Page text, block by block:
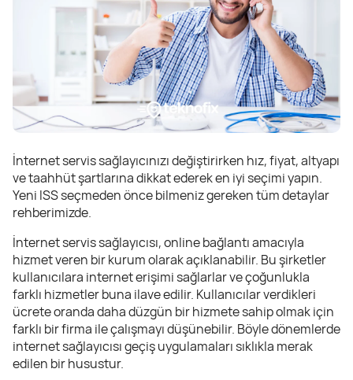
İnternet servis sağlayıcınızı değiştirirken hız, fiyat, altyapı
ve taahhüt şartlarına dikkat ederek en iyi seçimi yapın.
Yeni ISS seçmeden önce bilmeniz gereken tüm detaylar
rehberimizde.
İnternet servis sağlayıcısı, online bağlantı amacıyla
hizmet veren bir kurum olarak açıklanabilir. Bu şirketler
kullanıcılara internet erişimi sağlarlar ve çoğunlukla
farklı hizmetler buna ilave edilir. Kullanıcılar verdikleri
ücrete oranda daha düzgün bir hizmete sahip olmak için
farklı bir firma ile çalışmayı düşünebilir. Böyle dönemlerde
internet sağlayıcısı geçiş uygulamaları sıklıkla merak
edilen bir husustur.